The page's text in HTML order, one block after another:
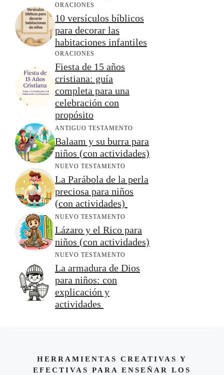
ORACIONES
10 versículos bíblicos
para decorar las
habitaciones infantiles
ORACIONES
Fiesta de 15 años
cristiana: guía
completa para una
celebración con
propósito
ANTIGUO TESTAMENTO
Balaam y su burra para
niños (con actividades)
NUEVO TESTAMENTO
La Parábola de la perla
preciosa para niños
(con actividades)
NUEVO TESTAMENTO
Lázaro y el Rico para
niños (con actividades)
NUEVO TESTAMENTO
La armadura de Dios
para niños: con
explicación y
actividades
HERRAMIENTAS CREATIVAS Y
EFECTIVAS PARA ENSEÑAR LOS